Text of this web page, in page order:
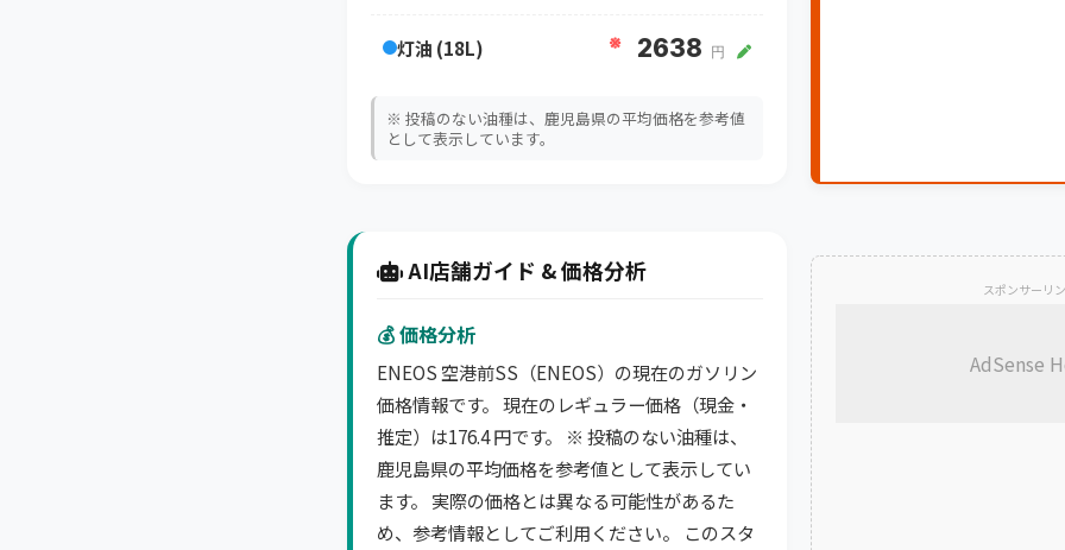
灯油 (18L) ※ 2638 円
※ 投稿のない油種は、鹿児島県の平均価格を参考値
として表示しています。
AI店舗ガイド & 価格分析
💰 価格分析
ENEOS 空港前SS（ENEOS）の現在のガソリン
価格情報です。 現在のレギュラー価格（現金・
推定）は176.4 円です。 ※ 投稿のない油種は、
鹿児島県の平均価格を参考値として表示してい
ます。 実際の価格とは異なる可能性があるた
め、参考情報としてご利用ください。 このスタ
スポンサーリ
AdSense